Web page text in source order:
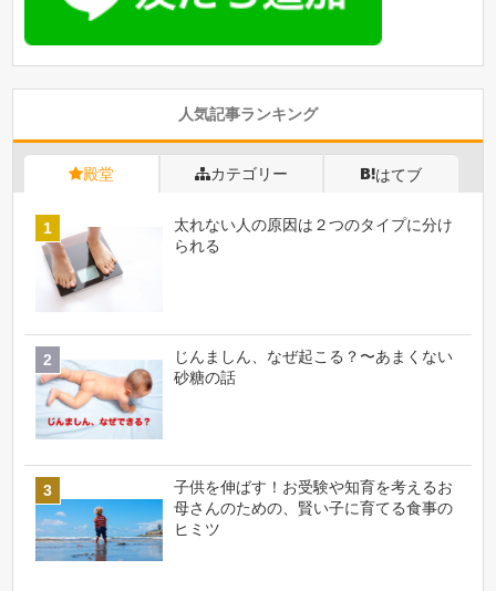
人気記事ランキング
殿堂 カテゴリー はてブ
太れない人の原因は２つのタイプに分け
られる
じんましん、なぜ起こる？〜あまくない
砂糖の話
子供を伸ばす！お受験や知育を考えるお
母さんのための、賢い子に育てる食事の
ヒミツ